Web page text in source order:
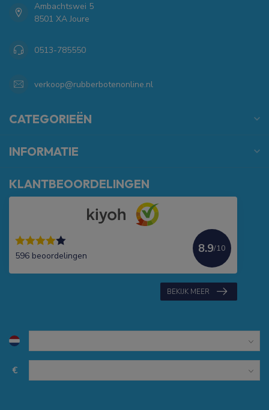
Ambachtswei 5
8501 XA Joure
0513-785550
verkoop@rubberbotenonline.nl
CATEGORIEËN
INFORMATIE
KLANTBEOORDELINGEN
596 beoordelingen
8.9/10
BEKIJK MEER
€